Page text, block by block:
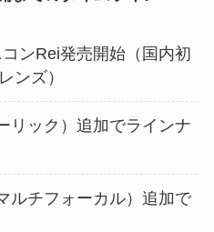
ンRei発売開始（国内初
ンズ）
リック）追加でラインナ
ルチフォーカル）追加で